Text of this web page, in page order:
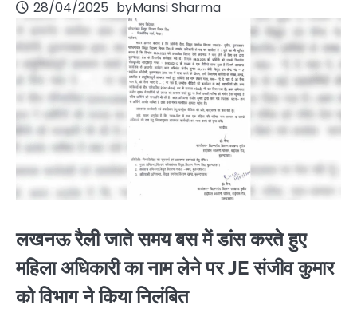
28/04/2025 byMansi Sharma
लखनऊ रैली जाते समय बस में डांस करते हुए
महिला अधिकारी का नाम लेने पर JE संजीव कुमार
को विभाग ने किया निलंबित